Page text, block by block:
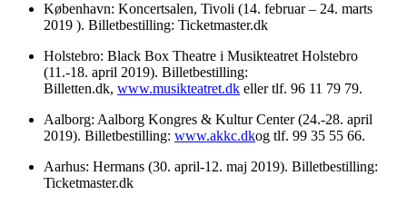
København: Koncertsalen, Tivoli (14. februar – 24. marts
2019 ). Billetbestilling: Ticketmaster.dk
Holstebro: Black Box Theatre i Musikteatret Holstebro
(11.-18. april 2019). Billetbestilling:
Billetten.dk, www.musikteatret.dk eller tlf. 96 11 79 79.
Aalborg: Aalborg Kongres & Kultur Center (24.-28. april
2019). Billetbestilling: www.akkc.dkog tlf. 99 35 55 66.
Aarhus: Hermans (30. april-12. maj 2019). Billetbestilling:
Ticketmaster.dk